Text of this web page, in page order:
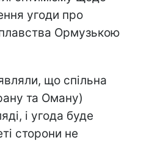
угоди про
Ормузькою
що спільна
та Оману)
і угода буде
сторони не